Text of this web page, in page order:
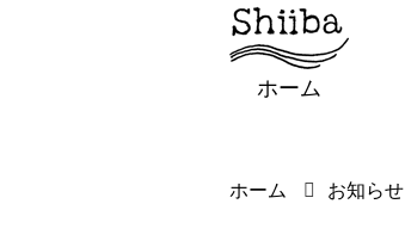
ホーム
ホーム お知らせ